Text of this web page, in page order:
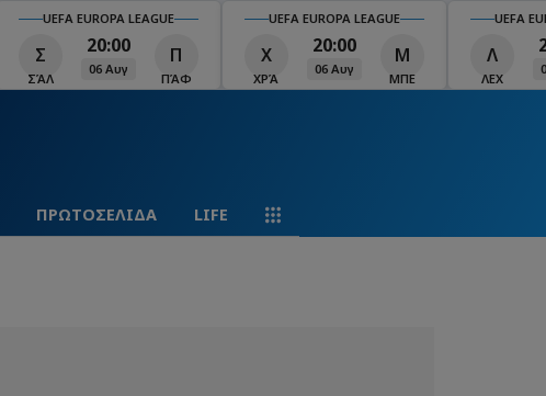
UEFA EUROPA LEAGUE
Σ
ΣΆΛ
20:00
06 Αυγ
Π
ΠΆΦ
UEFA EUROPA LEAGUE
Χ
ΧΡΆ
20:00
06 Αυγ
Μ
ΜΠΕ
UEFA
Λ
ΛΕΧ
ΠΡΩΤΟΣΕΛΙΔΑ LIFE